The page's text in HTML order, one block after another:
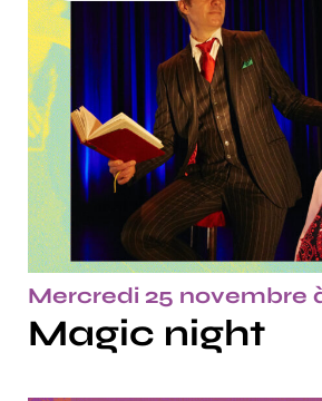
Mercredi 25 novembre
Magic night